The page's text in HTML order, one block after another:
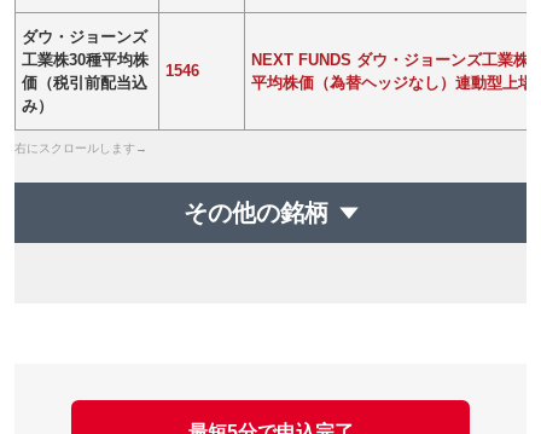
ダウ・ジョーンズ
工業株30種平均株
価（税引前配当込
み）
1546
NEXT FUNDS ダウ・ジョーンズ工業株
平均株価（為替ヘッジなし）連動型上場
その他の銘柄